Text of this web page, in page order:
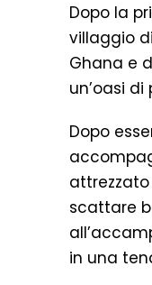
Dopo la
villaggio
Ghana e
un’oasi
Dopo
scattare
in una